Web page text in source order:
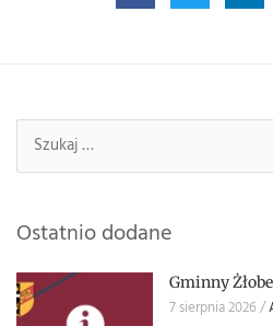
Szukaj:
Ostatnio dodane
Gminny
7 sierpnia 2026